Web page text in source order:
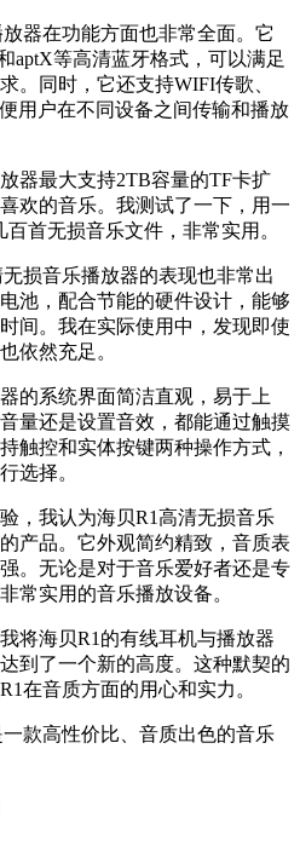
在功能方面也非常全面。它
aptX等高清蓝牙格式，可以满足
。同时，它还支持WIFI传歌、
用户在不同设备之间传输和播放
最大支持2TB容量的TF卡扩
欢的音乐。我测试了一下，用一
首无损音乐文件，非常实用。
音乐播放器的表现也非常出
池，配合节能的硬件设计，能够
间。我在实际使用中，发现即使
依然充足。
系统界面简洁直观，易于上
量还是设置音效，都能通过触摸
触控和实体按键两种操作方式，
选择。
我认为海贝R1高清无损音乐
产品。它外观简约精致，音质表
。无论是对于音乐爱好者还是专
常实用的音乐播放设备。
海贝R1的有线耳机与播放器
到了一个新的高度。这种默契的
在音质方面的用心和实力。
款高性价比、音质出色的音乐